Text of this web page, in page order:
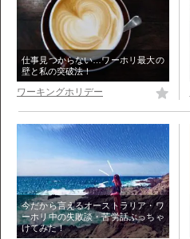
仕事見つからない…ワーホリ最大の
壁と私の突破法！
ワーキングホリデー
今だから言えるオーストラリア・ワ
ーホリ中の失敗談・苦労話ぶっちゃ
けてみた！